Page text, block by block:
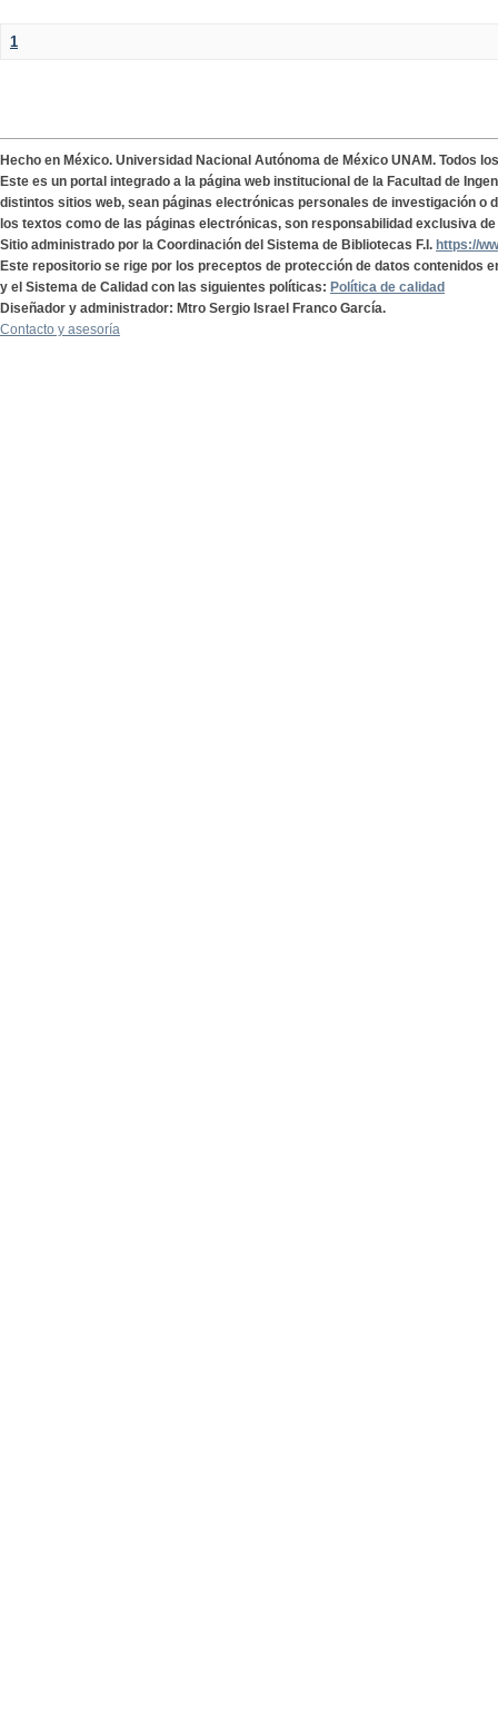
1
Hecho en México. Universidad Nacional Autónoma de México UNAM. Todos
Este es un portal integrado a la página web institucional de la Facultad de
distintos sitios web, sean páginas electrónicas personales de investigación o
los textos como de las páginas electrónicas, son responsabilidad exclusiva
Sitio administrado por la Coordinación del Sistema de Bibliotecas F.I. https://
Este repositorio se rige por los preceptos de protección de datos contenidos
y el Sistema de Calidad con las siguientes políticas: Política de calidad
Diseñador y administrador: Mtro Sergio Israel Franco García.
Contacto y asesoría